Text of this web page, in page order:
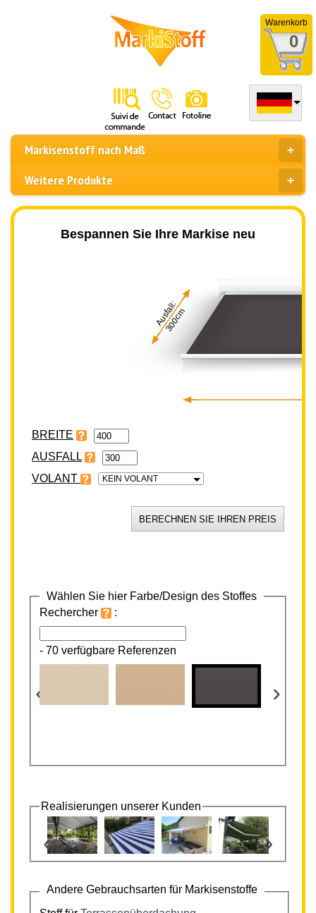
Warenkorb
0
Markisenstoff nach Maß
Weitere Produkte
Bespannen Sie Ihre Markise neu
Ausfall:
300cm
BREITE
VOLANT KEIN VOLANT
Wählen Sie hier Farbe/Design des Stoffes
Rechercher
:
- 70 verfügbare Referenzen
‹ ›
Realisierungen unserer Kunden
‹ ›
Andere Gebrauchsarten für Markisenstoffe